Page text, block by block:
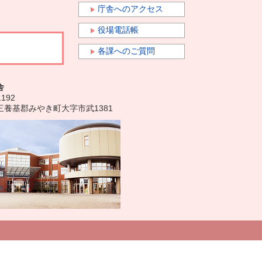
庁舎へのアクセス
役場電話帳
各課へのご質問
養基郡みやき町大字市武1381